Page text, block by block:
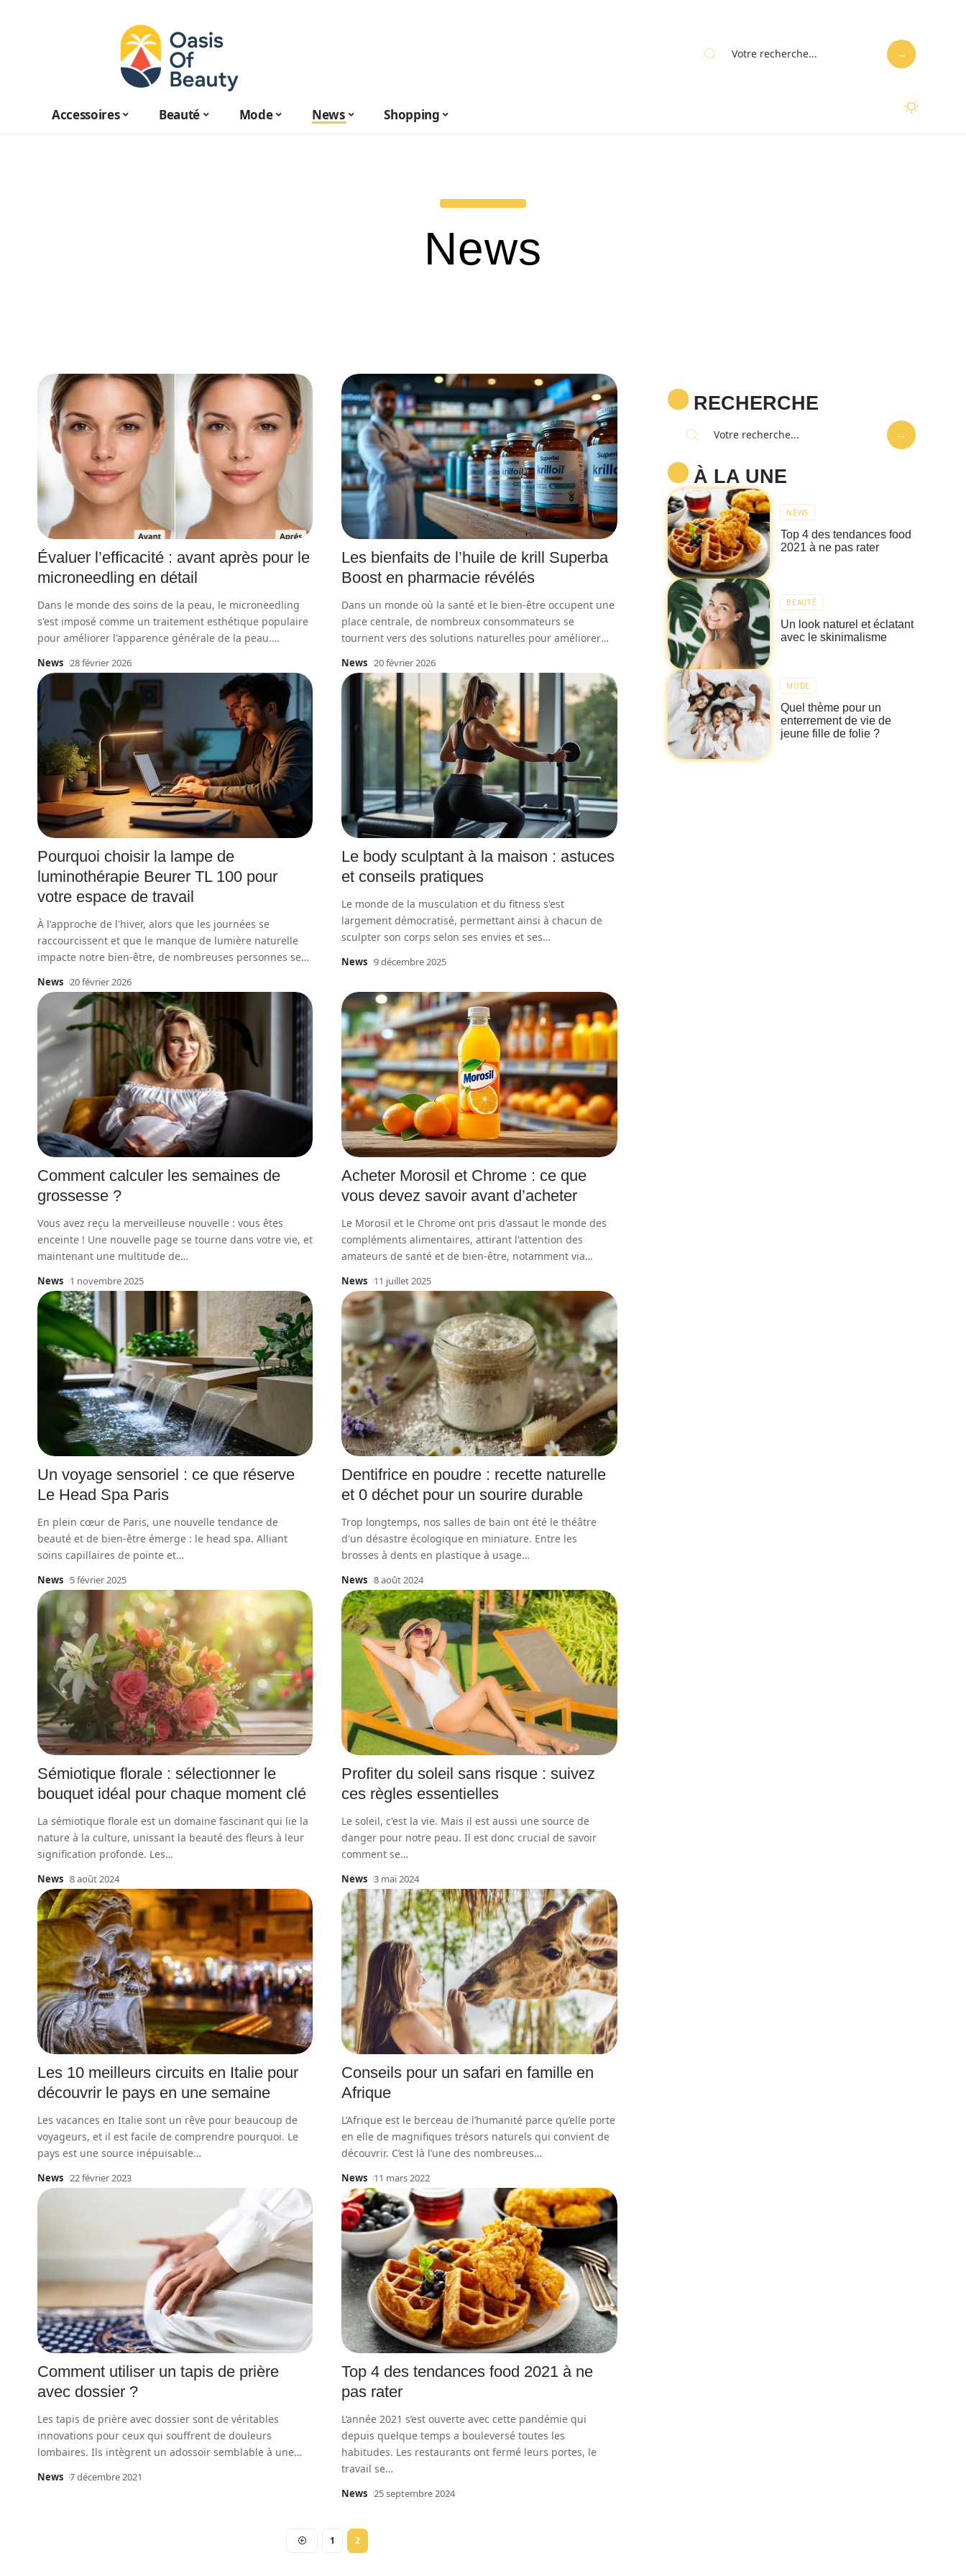
Accessoires Beauté Mode News Shopping
News
Évaluer l’efficacité : avant après pour le
microneedling en détail
Dans le monde des soins de la peau, le microneedling
s'est imposé comme un traitement esthétique populaire
pour améliorer l'apparence générale de la peau.…
News 28 février 2026
Les bienfaits de l’huile de krill Superba
Boost en pharmacie révélés
Dans un monde où la santé et le bien-être occupent une
place centrale, de nombreux consommateurs se
tournent vers des solutions naturelles pour améliorer…
News 20 février 2026
Pourquoi choisir la lampe de
luminothérapie Beurer TL 100 pour
votre espace de travail
À l'approche de l'hiver, alors que les journées se
raccourcissent et que le manque de lumière naturelle
impacte notre bien-être, de nombreuses personnes se…
News 20 février 2026
Le body sculptant à la maison : astuces
et conseils pratiques
Le monde de la musculation et du fitness s'est
largement démocratisé, permettant ainsi à chacun de
sculpter son corps selon ses envies et ses…
News 9 décembre 2025
Comment calculer les semaines de
grossesse ?
Vous avez reçu la merveilleuse nouvelle : vous êtes
enceinte ! Une nouvelle page se tourne dans votre vie, et
maintenant une multitude de…
News 1 novembre 2025
Acheter Morosil et Chrome : ce que
vous devez savoir avant d’acheter
Le Morosil et le Chrome ont pris d'assaut le monde des
compléments alimentaires, attirant l'attention des
amateurs de santé et de bien-être, notamment via…
News 11 juillet 2025
Un voyage sensoriel : ce que réserve
Le Head Spa Paris
En plein cœur de Paris, une nouvelle tendance de
beauté et de bien-être émerge : le head spa. Alliant
soins capillaires de pointe et…
News 5 février 2025
Dentifrice en poudre : recette naturelle
et 0 déchet pour un sourire durable
Trop longtemps, nos salles de bain ont été le théâtre
d'un désastre écologique en miniature. Entre les
brosses à dents en plastique à usage…
News 8 août 2024
Sémiotique florale : sélectionner le
bouquet idéal pour chaque moment clé
La sémiotique florale est un domaine fascinant qui lie la
nature à la culture, unissant la beauté des fleurs à leur
signification profonde. Les…
News 8 août 2024
Profiter du soleil sans risque : suivez
ces règles essentielles
Le soleil, c'est la vie. Mais il est aussi une source de
danger pour notre peau. Il est donc crucial de savoir
comment se…
News 3 mai 2024
Les 10 meilleurs circuits en Italie pour
découvrir le pays en une semaine
Les vacances en Italie sont un rêve pour beaucoup de
voyageurs, et il est facile de comprendre pourquoi. Le
pays est une source inépuisable…
News 22 février 2023
Conseils pour un safari en famille en
Afrique
L’Afrique est le berceau de l’humanité parce qu’elle porte
en elle de magnifiques trésors naturels qui convient de
découvrir. C’est là l’une des nombreuses…
News 11 mars 2022
Comment utiliser un tapis de prière
avec dossier ?
Les tapis de prière avec dossier sont de véritables
innovations pour ceux qui souffrent de douleurs
lombaires. Ils intègrent un adossoir semblable à une…
News 7 décembre 2021
Top 4 des tendances food 2021 à ne
pas rater
L’année 2021 s’est ouverte avec cette pandémie qui
depuis quelque temps a bouleversé toutes les
habitudes. Les restaurants ont fermé leurs portes, le
travail se…
News 25 septembre 2024
1 2
RECHERCHE
À LA UNE
NEWS
Top 4 des tendances food
2021 à ne pas rater
BEAUTÉ
Un look naturel et éclatant
avec le skinimalisme
MODE
Quel thème pour un
enterrement de vie de
jeune fille de folie ?